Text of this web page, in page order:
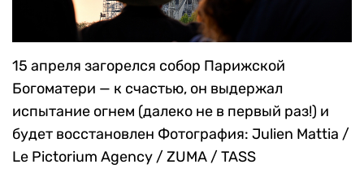
15 апреля загорелся собор Парижской
Богоматери — к счастью, он выдержал
испытание огнем (далеко не в первый раз!) и
будет восстановлен Фотография: Julien Mattia /
Le Pictorium Agency / ZUMA / TASS